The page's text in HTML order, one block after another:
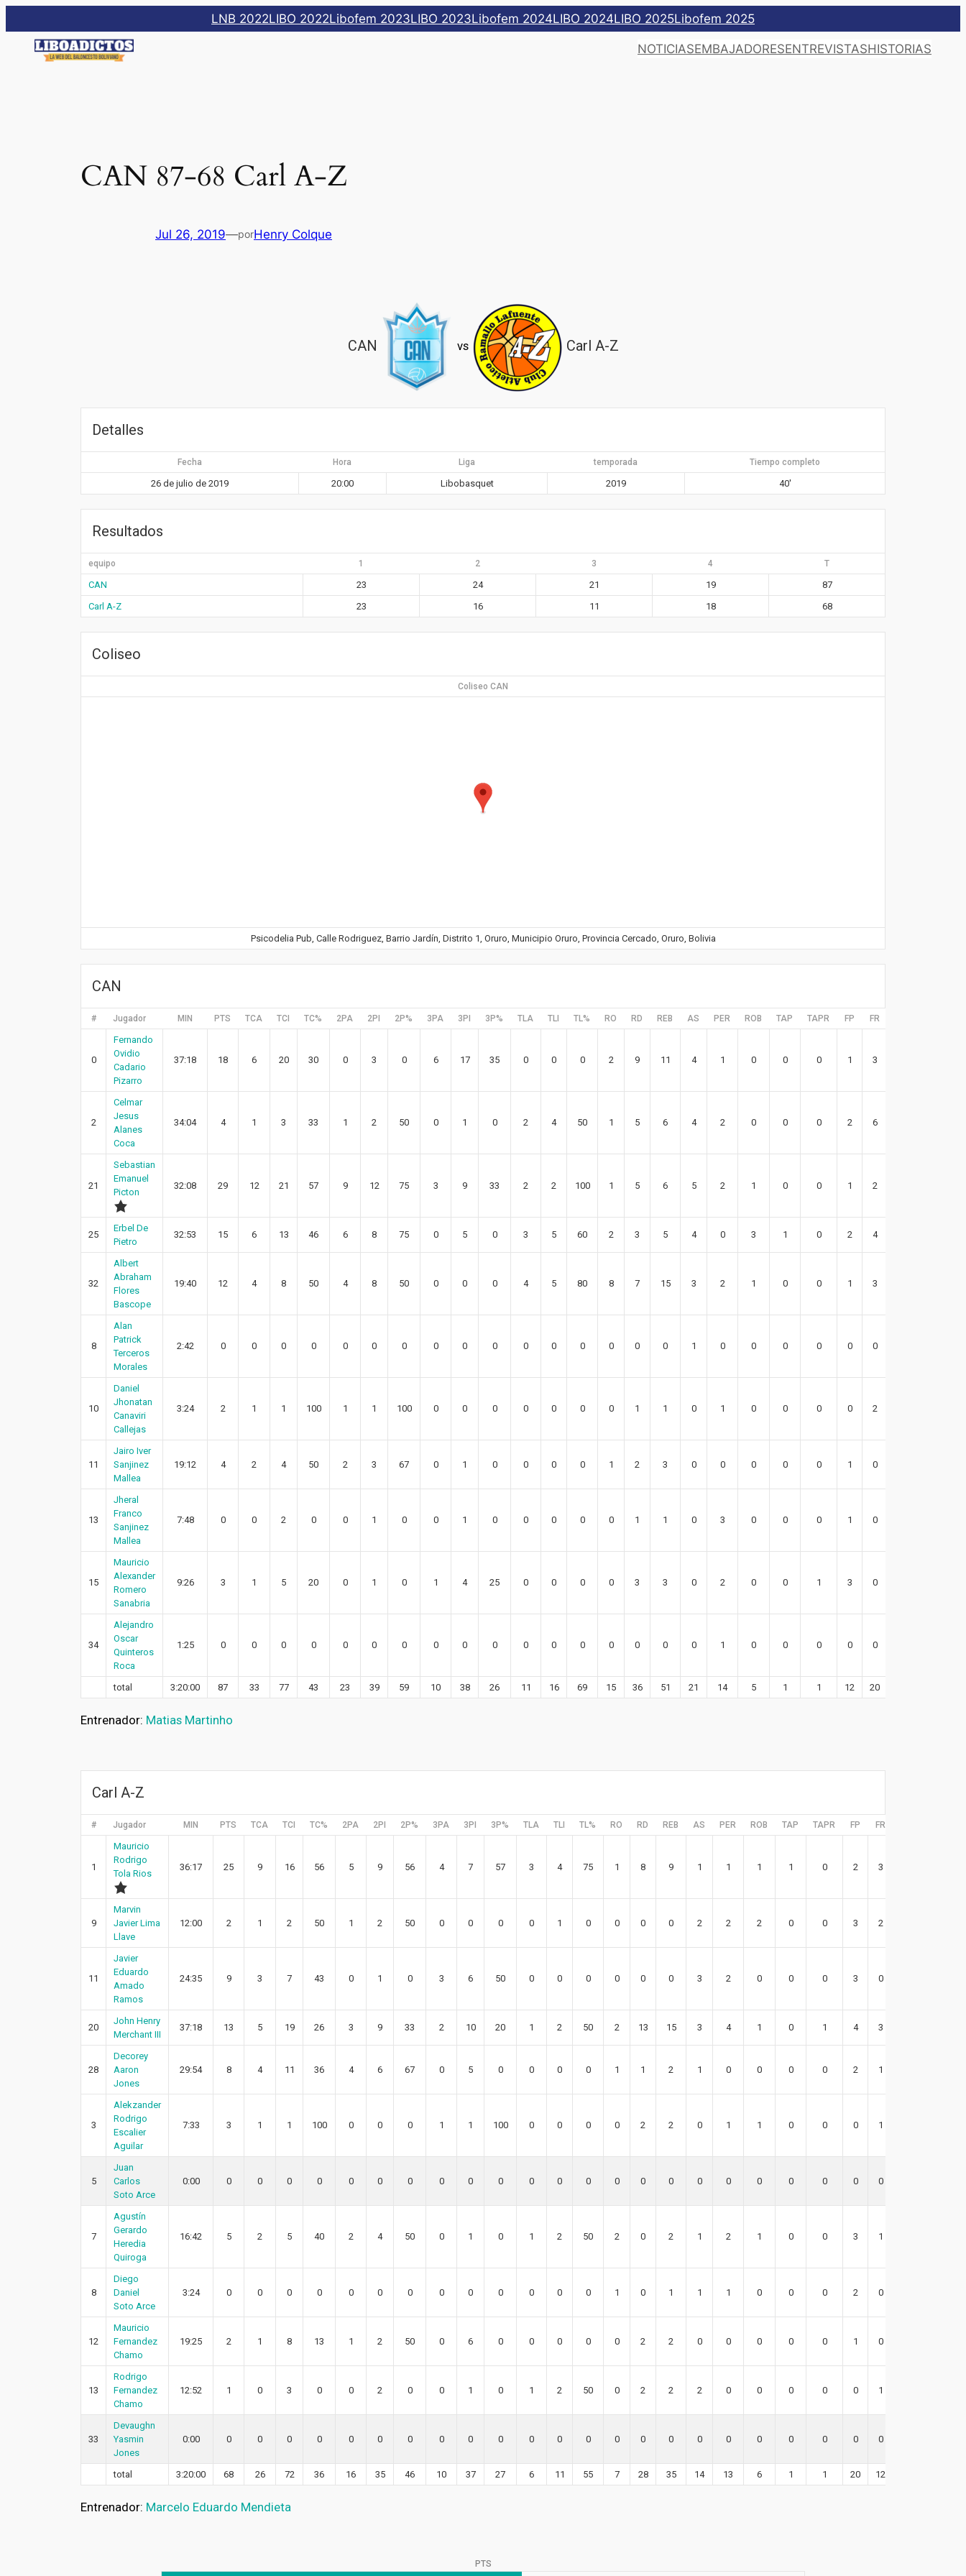
al
contenido
LNB 2022LIBO 2022Libofem 2023LIBO 2023Libofem 2024LIBO 2024LIBO 2025Libofem 2025
NOTICIASEMBAJADORESENTREVISTASHISTORIAS
CAN 87-68 Carl A-Z
Jul 26, 2019—porHenry Colque
CAN vs Carl A-Z
Detalles
Fecha Hora Liga temporada Tiempo completo
26 de julio de 2019 20:00 Libobasquet 2019 40′
Resultados
equipo 1 2 3 4 T
CAN 23 24 21 19
87
Carl A-Z
23 16 11 18 68
Coliseo
Coliseo CAN
Psicodelia Pub, Calle Rodriguez, Barrio Jardín, Distrito 1, Oruro, Municipio Oruro, Provincia Cercado, Oruro, Bolivia
CAN
# Jugador MIN PTS TCA TCI TC% 2PA 2PI 2P% 3PA 3PI 3P% TLA TLI TL% RO RD REB AS PER ROB TAP TAPR FP FR
0
Fernando
Ovidio
Cadario
Pizarro
37:18 18 6 20 30 0 3 0 6 17 35 0 0 0 2 9 11 4 1 0 0 0 1 3
2
Celmar
Jesus
Alanes
Coca
34:04 4 1 3 33 1 2 50 0 1 0 2 4 50 1 5 6 4 2 0 0 0 2 6
21
Sebastian
Emanuel
Picton
32:08 29 12 21 57 9 12 75 3 9 33 2 2 100 1 5 6 5 2 1 0 0 1 2
25
Erbel De
Pietro
32:53 15 6 13 46 6 8 75 0 5 0 3 5 60 2 3 5 4 0 3 1 0 2 4
32
Albert
Abraham
Flores
Bascope
19:40 12 4 8 50 4 8 50 0 0 0 4 5 80 8 7 15 3 2 1 0 0 1 3
8
Alan
Patrick
Terceros
Morales
2:42 0 0 0 0 0 0 0 0 0 0 0 0 0 0 0 0 1 0 0 0 0 0 0
10
Daniel
Jhonatan
Canaviri
Callejas
3:24 2 1 1 100 1 1 100 0 0 0 0 0 0 0 1 1 0 1 0 0 0 0 2
11
Jairo Iver
Sanjinez
Mallea
19:12 4 2 4 50 2 3 67 0 1 0 0 0 0 1 2 3 0 0 0 0 0 1 0
13
Jheral
Franco
Sanjinez
Mallea
7:48 0 0 2 0 0 1 0 0 1 0 0 0 0 0 1 1 0 3 0 0 0 1 0
15
Mauricio
Alexander
Romero
Sanabria
9:26 3 1 5 20 0 1 0 1 4 25 0 0 0 0 3 3 0 2 0 0 1 3 0
34
Alejandro
Oscar
Quinteros
Roca
1:25 0 0 0 0 0 0 0 0 0 0 0 0 0 0 0 0 0 1 0 0 0 0 0
total 3:20:00 87 33 77 43 23 39 59 10 38 26 11 16 69 15 36 51 21 14 5 1 1 12 20
Entrenador: Matias Martinho
Carl A-Z
# Jugador MIN PTS TCA TCI TC% 2PA 2PI 2P% 3PA 3PI 3P% TLA TLI TL% RO RD REB AS PER ROB TAP TAPR FP FR
1
Mauricio
Rodrigo
Tola Rios
36:17 25 9 16 56 5 9 56 4 7 57 3 4 75 1 8 9 1 1 1 1 0 2 3
9
Marvin
Javier Lima
Llave
12:00 2 1 2 50 1 2 50 0 0 0 0 1 0 0 0 0 2 2 2 0 0 3 2
11
Javier
Eduardo
Amado
Ramos
24:35 9 3 7 43 0 1 0 3 6 50 0 0 0 0 0 0 3 2 0 0 0 3 0
20
John Henry
Merchant III
37:18 13 5 19 26 3 9 33 2 10 20 1 2 50 2 13 15 3 4 1 0 1 4 3
28
Decorey
Aaron
Jones
29:54 8 4 11 36 4 6 67 0 5 0 0 0 0 1 1 2 1 0 0 0 0 2 1
3
Alekzander
Rodrigo
Escalier
Aguilar
7:33 3 1 1 100 0 0 0 1 1 100 0 0 0 0 2 2 0 1 1 0 0 0 1
5
Juan
Carlos
Soto Arce
0:00 0 0 0 0 0 0 0 0 0 0 0 0 0 0 0 0 0 0 0 0 0 0 0
7
Agustín
Gerardo
Heredia
Quiroga
16:42 5 2 5 40 2 4 50 0 1 0 1 2 50 2 0 2 1 2 1 0 0 3 1
8
Diego
Daniel
Soto Arce
3:24 0 0 0 0 0 0 0 0 0 0 0 0 0 1 0 1 1 1 0 0 0 2 0
12
Mauricio
Fernandez
Chamo
19:25 2 1 8 13 1 2 50 0 6 0 0 0 0 0 2 2 0 0 0 0 0 1 0
13
Rodrigo
Fernandez
Chamo
12:52 1 0 3 0 0 2 0 0 1 0 1 2 50 0 2 2 2 0 0 0 0 0 1
33
Devaughn
Yasmin
Jones
0:00 0 0 0 0 0 0 0 0 0 0 0 0 0 0 0 0 0 0 0 0 0 0 0
total 3:20:00 68 26 72 36 16 35 46 10 37 27 6 11 55 7 28 35 14 13 6 1 1 20 12
Entrenador: Marcelo Eduardo Mendieta
PTS